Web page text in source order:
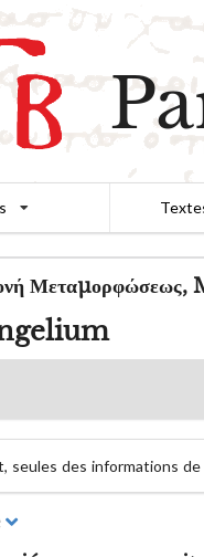
Μεταμορφώσεως,
seules des informations